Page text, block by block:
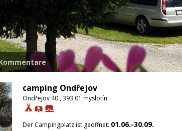
camping Ondřejov
Ondřejov 40 , 393 01 myslotín
Der Campingplatz ist geöffnet: 01.06.-30.09.